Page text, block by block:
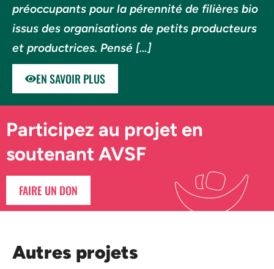
préoccupants pour la pérennité de filières bio
issus des organisations de petits producteurs
et productrices. Pensé […]
EN SAVOIR PLUS
Participez au projet en
soutenant AVSF
FAIRE UN DON
Autres projets